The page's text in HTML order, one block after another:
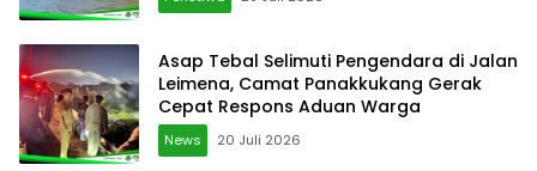
Asap Tebal Selimuti Pengendara di Jalan
Leimena, Camat Panakkukang Gerak
Cepat Respons Aduan Warga
News 20 Juli 2026